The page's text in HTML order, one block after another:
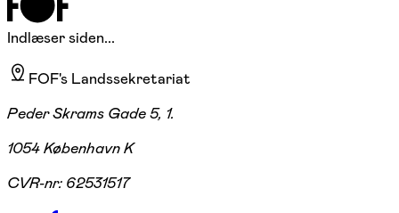
Indlæser siden...
FOF's Landssekretariat
Peder Skrams Gade 5, 1.
1054 København K
CVR-nr: 62531517